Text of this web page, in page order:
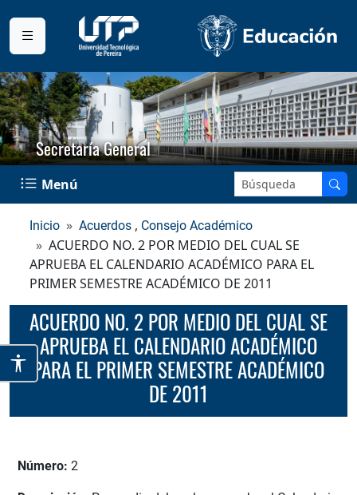
Secretaría General
Menú Buscar en el sitio:
Inicio Acuerdos , Consejo Académico
ACUERDO NO. 2 POR MEDIO DEL CUAL SE
APRUEBA EL CALENDARIO ACADÉMICO PARA EL
PRIMER SEMESTRE ACADÉMICO DE 2011
ACUERDO NO. 2 POR MEDIO DEL CUAL SE
APRUEBA EL CALENDARIO ACADÉMICO
PARA EL PRIMER SEMESTRE ACADÉMICO
DE 2011
Número: 2